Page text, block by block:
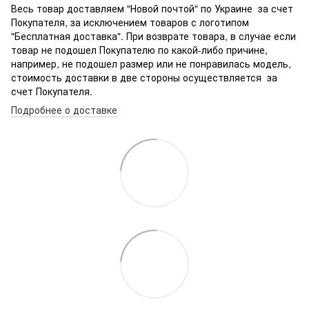
Весь товар доставляем "Новой почтой" по Украине за счет
Покупателя, за исключением товаров с логотипом
"Бесплатная доставка". При возврате товара, в случае если
товар не подошел Покупателю по какой-либо причине,
например, не подошел размер или не понравилась модель,
стоимость доставки в две стороны осуществляется за
счет Покупателя.
Подробнее о доставке